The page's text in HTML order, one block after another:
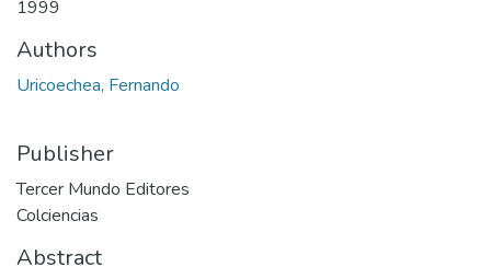
1999
Authors
Uricoechea, Fernando
Publisher
Tercer Mundo Editores
Colciencias
Abstract